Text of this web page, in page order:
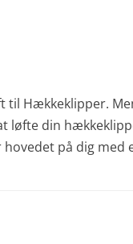
Hækkeklipper.
løfte din
på dig med